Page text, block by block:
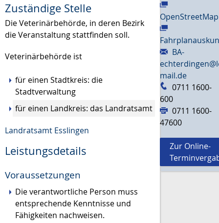
Zuständige Stelle
Die Veterinärbehörde, in deren Bezirk
die Veranstaltung stattfinden soll.
Veterinärbehörde ist
für einen Stadtkreis: die
Stadtverwaltung
für einen Landkreis: das Landratsamt
Landratsamt Esslingen
Leistungsdetails
Voraussetzungen
Die verantwortliche Person muss
entsprechende Kenntnisse und
Fähigkeiten nachweisen.
OpenStreetMap
BA-
mail.de
0711 1600-
600
0711 1600-
47600
Zur Online-